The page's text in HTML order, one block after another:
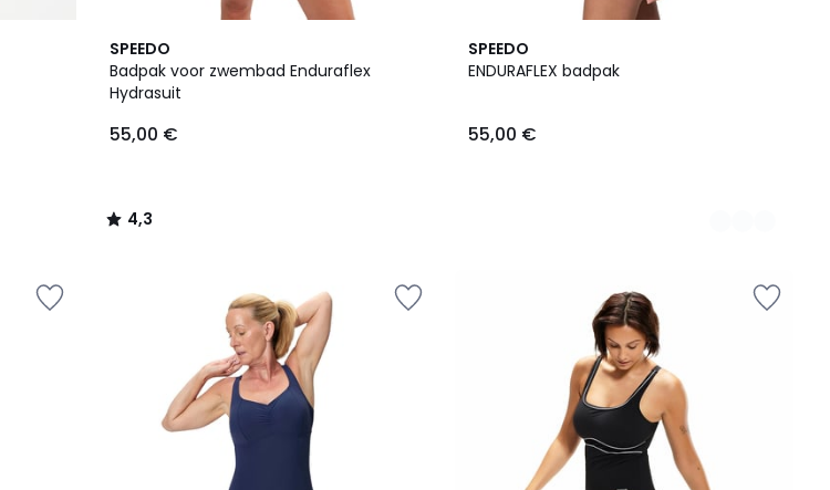
SPEEDO
Badpak voor zwembad Enduraflex
Hydrasuit
55,00 €
4,3
/ 5
4,3
/
SPEEDO
ENDURAFLEX badpak
55,00 €
2
Kleuren